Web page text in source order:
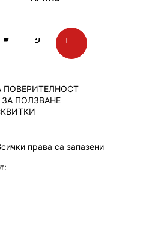
права са запазени
ПОВЕРИТЕЛНОСТ
ПОЛЗВАНЕ